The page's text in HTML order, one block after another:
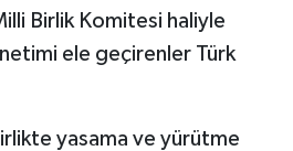
Birlik Komitesi haliyle
ele geçirenler Türk
yasama ve yürütme